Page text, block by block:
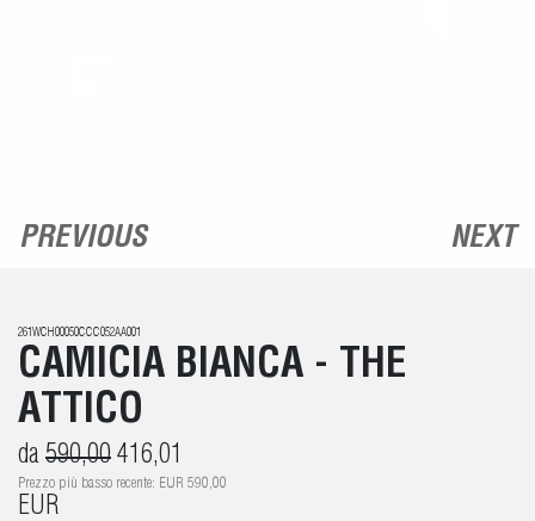
PREVIOUS NEXT
261WCH00050CCC052AA001
CAMICIA BIANCA - THE
ATTICO
da 590,00 416,01
Prezzo più basso recente: EUR 590,00
EUR